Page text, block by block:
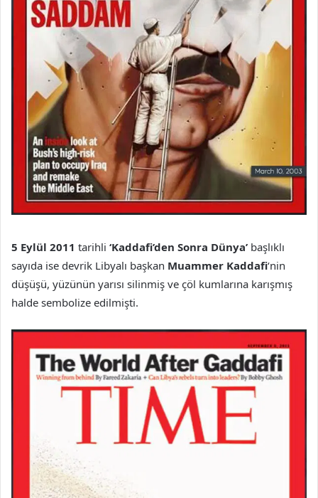
5 Eylül 2011 tarihli ‘Kaddafi’den Sonra Dünya’ başlıklı
sayıda ise devrik Libyalı başkan Muammer Kaddafi‘nin
düşüşü, yüzünün yarısı silinmiş ve çöl kumlarına karışmış
halde sembolize edilmişti.